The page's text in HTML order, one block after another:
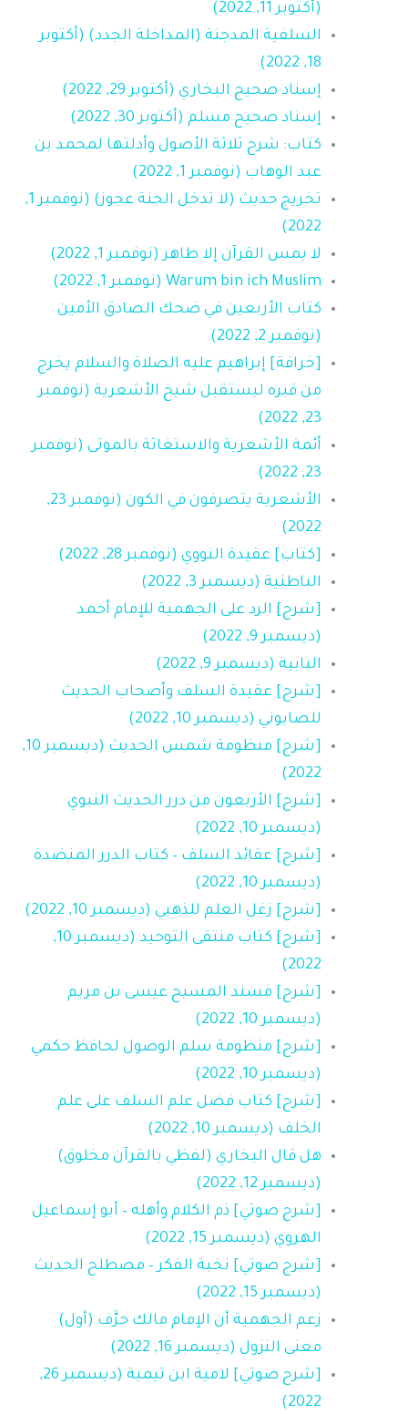
(أكتوبر 11, 2022)
السلفية المدجنة (المداخلة الجدد) (أكتوبر
18, 2022)
إسناد صحيح البخاري (أكتوبر 29, 2022)
إسناد صحيح مسلم (أكتوبر 30, 2022)
كتاب: شرح ثلاثة الأصول وأدلتها لمحمد بن
عبد الوهاب (نوفمبر 1, 2022)
تخريج حديث (لا تدخل الجنة عجوز) (نوفمبر 1,
2022)
لا يمس القرآن إلا طاهر (نوفمبر 1, 2022)
Warum bin ich Muslim (نوفمبر 1, 2022)
كتاب الأربعين في ضحك الصادق الأمين
(نوفمبر 2, 2022)
[خرافة] إبراهيم عليه الصلاة والسلام يخرج
من قبره ليستقبل شيخ الأشعرية (نوفمبر
23, 2022)
أئمة الأشعرية والاستغاثة بالموتى (نوفمبر
23, 2022)
الأشعرية يتصرفون في الكون (نوفمبر 23,
2022)
[كتاب] عقيدة النووي (نوفمبر 28, 2022)
الباطنية (ديسمبر 3, 2022)
[شرح] الرد على الجهمية للإمام أحمد
(ديسمبر 9, 2022)
البابية (ديسمبر 9, 2022)
[شرح] عقيدة السلف وأصحاب الحديث
للصابوني (ديسمبر 10, 2022)
[شرح] منظومة شمس الحديث (ديسمبر 10,
2022)
[شرح] الأربعون من درر الحديث النبوي
(ديسمبر 10, 2022)
[شرح] عقائد السلف – كتاب الدرر المنضدة
(ديسمبر 10, 2022)
[شرح] زغل العلم للذهبي (ديسمبر 10, 2022)
[شرح] كتاب منتقى التوحيد (ديسمبر 10,
2022)
[شرح] مسند المسيح عيسى بن مريم
(ديسمبر 10, 2022)
[شرح] منظومة سلم الوصول لحافظ حكمي
(ديسمبر 10, 2022)
[شرح] كتاب فضل علم السلف على علم
الخلف (ديسمبر 10, 2022)
هل قال البخاري (لفظي بالقرآن مخلوق)
(ديسمبر 12, 2022)
[شرح صوتي] ذم الكلام وأهله – أبو إسماعيل
الهروي (ديسمبر 15, 2022)
[شرح صوتي] نخبة الفكر – مصطلح الحديث
(ديسمبر 15, 2022)
زعم الجهمية أن الإمام مالك حرَّف (أول)
معنى النزول (ديسمبر 16, 2022)
[شرح صوتي] لامية ابن تيمية (ديسمبر 26,
2022)